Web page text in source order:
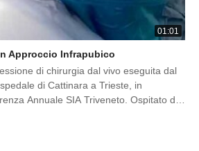
01:01
Approccio Infrapubico
di chirurgia dal vivo eseguita dal
di Cattinara a Trieste, in
Annuale SIA Triveneto. Ospitato dal
Liguori e dal Dr. Rizzo, l'intervento
infrapubico per l'impianto di una